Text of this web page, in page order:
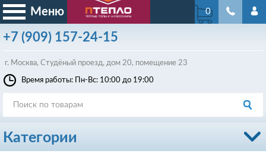
Меню
+7 (909) 157-24-15
г. Москва, Студёный проезд, дом 20, помещение 23
0
Время работы: Пн-Вс: 10:00 до 19:00
Категории